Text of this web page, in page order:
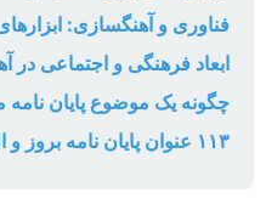
فناوری و آهنگسازی:
ابعاد فرهنگی و اجتماعی در
چگونه یک موضوع پایان نامه
۱۱۳ عنوان پایان نامه بروز و الهام‌بخش در رشته آهنگسازی